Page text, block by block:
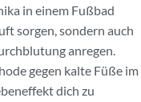
in einem Fußbad
sorgen, sondern auch
anregen.
gegen kalte Füße im
dich zu